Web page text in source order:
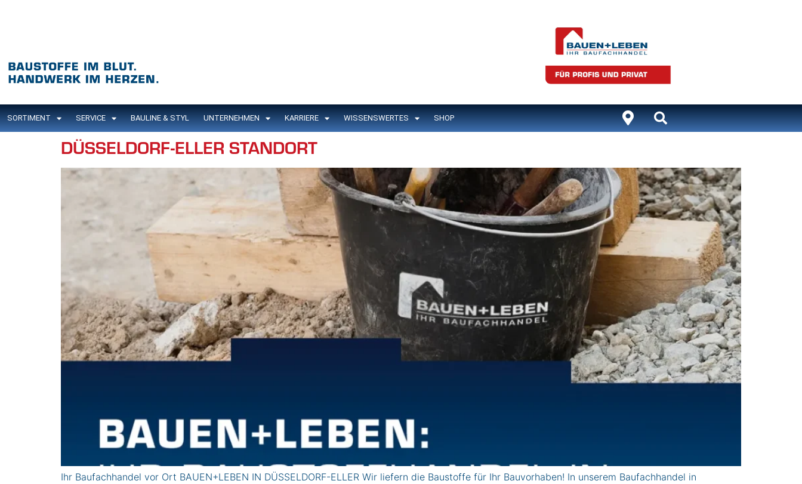
SORTIMENT SERVICE BAULINE & STYL UNTERNEHMEN KARRIERE WISSENSWERTES SHOP
DÜSSELDORF-ELLER STANDORT
Ihr Baufachhandel vor Ort BAUEN+LEBEN IN DÜSSELDORF-ELLER Wir liefern die Baustoffe für Ihr Bauvorhaben! In unserem Baufachhandel in